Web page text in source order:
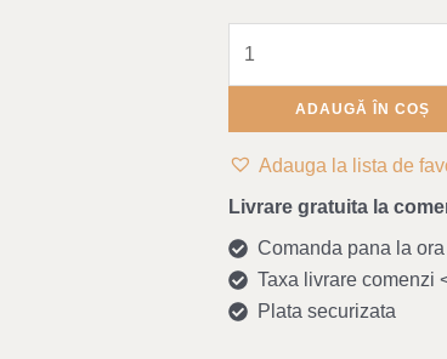
ADAUGĂ ÎN COȘ
Adauga la lista de
Livrare gratuita la
Comanda pana la
Taxa livrare comenzi
Plata securizata